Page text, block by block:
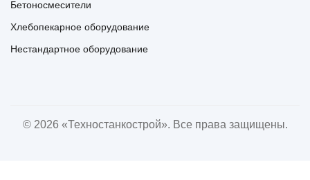
Бетоносмесители
Хлебопекарное оборудование
Нестандартное оборудование
© 2026 «Техностанкострой». Все права защищены.